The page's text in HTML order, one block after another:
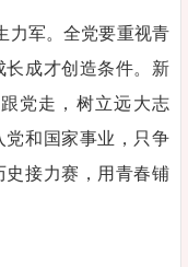
力军。全党要重视青
成才创造条件。新
党走，树立远大志
党和国家事业，只争
接力赛，用青春铺